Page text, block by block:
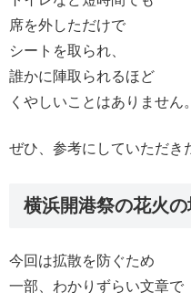
席を外しただけで
シートを取られ、
誰かに陣取られるほど
くやしいことはありません。
ぜひ、参考にしていただき
横浜開港祭の花火
今回は拡散を防ぐため
一部、わかりずらい文章で